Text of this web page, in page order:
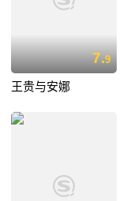
7.9
王贵与安娜